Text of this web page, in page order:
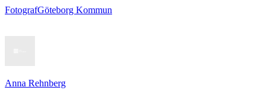
FotografGöteborg Kommun
Anna Rehnberg